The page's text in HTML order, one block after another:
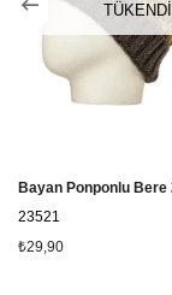
TÜKENDI
23521
₺29,90